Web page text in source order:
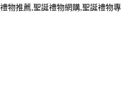
物推薦,聖誕禮物網購,聖誕禮物專